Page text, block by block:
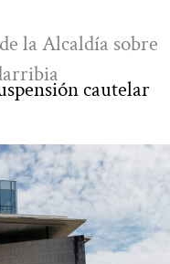
la Alcaldía sobre
cautelar